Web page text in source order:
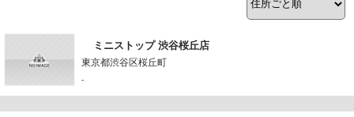
ミニストップ 渋谷桜丘店
東京都渋谷区桜丘町
-